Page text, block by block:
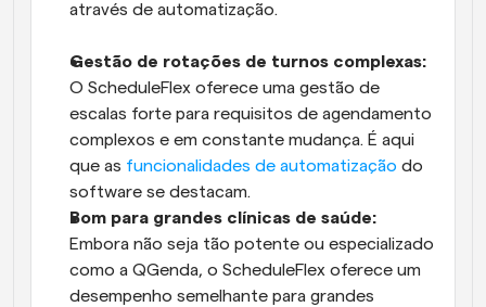
através de automatização.
Gestão de rotações de turnos complexas:
O ScheduleFlex oferece uma gestão de
escalas forte para requisitos de agendamento
complexos e em constante mudança. É aqui
que as funcionalidades de automatização do
software se destacam.
Bom para grandes clínicas de saúde:
Embora não seja tão potente ou especializado
como a QGenda, o ScheduleFlex oferece um
desempenho semelhante para grandes